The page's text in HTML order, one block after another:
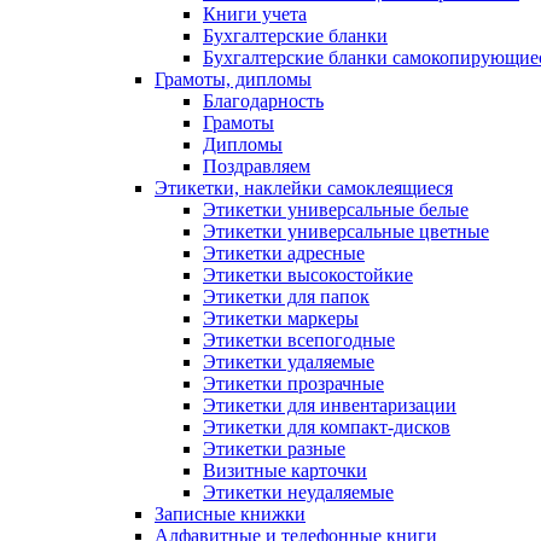
Книги учета
Бухгалтерские бланки
Бухгалтерские бланки
Грамоты, дипломы
Благодарность
Грамоты
Дипломы
Поздравляем
Этикетки, наклейки самоклеящиеся
Этикетки универсальные белые
Этикетки универсальные цветные
Этикетки адресные
Этикетки высокостойкие
Этикетки для папок
Этикетки маркеры
Этикетки всепогодные
Этикетки удаляемые
Этикетки прозрачные
Этикетки для инвентаризации
Этикетки для компакт-дисков
Этикетки разные
Визитные карточки
Этикетки неудаляемые
Записные книжки
Алфавитные и телефонные книги